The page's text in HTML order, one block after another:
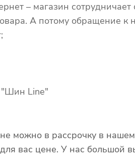
– магазин
А потому обращение
"Шин Line"
можно в рассрочку в
вас цене. У нас большой